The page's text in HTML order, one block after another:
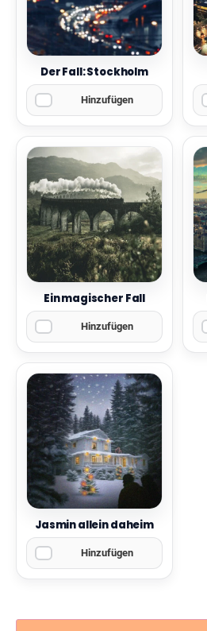
Der Fall: Stockholm
Hinzufügen
Ein magischer Fall
Hinzufügen
Jasmin allein daheim
Hinzufügen